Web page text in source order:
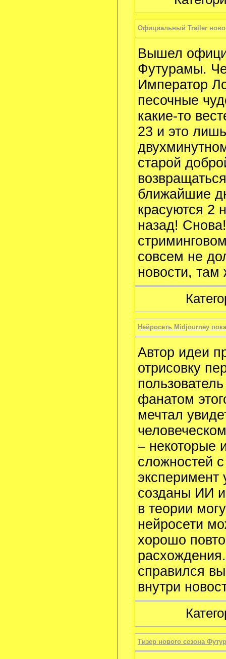
Официальный Trailer
Вышел
Футурамы.
Император
песочные
какие-то
23 и это
старой
ближайшие
красуются 2
назад!
совсем не
новости, там
Нейросеть Midjourney
Автор идеи
отрисовку
фанатом
мечтал
– некоторые
сложностей
эксперимент
созданы ИИ
в теории
нейросети
хорошо
справился
внутри
Тизер нового сезона